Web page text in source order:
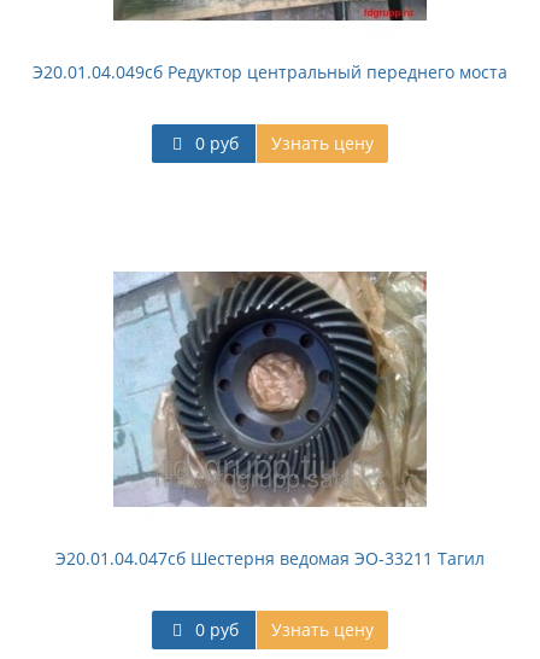
Э20.01.04.049сб Редуктор центральный переднего моста
0 руб Узнать цену
Э20.01.04.047сб Шестерня ведомая ЭО-33211 Тагил
0 руб Узнать цену